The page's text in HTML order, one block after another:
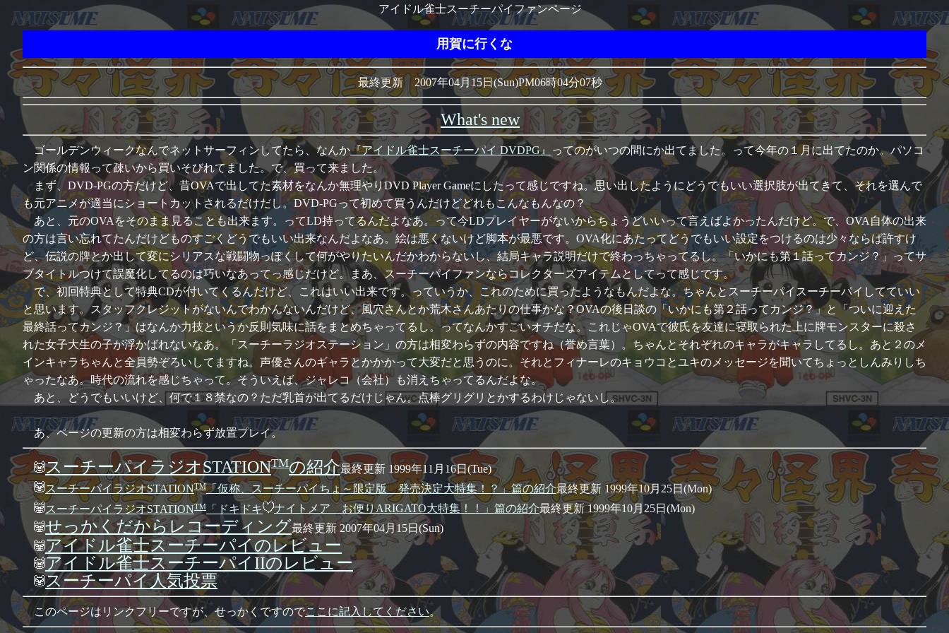
アイドル雀士スーチーパイファンページ
用賀に行くな
最終更新 2007年04月15日(Sun)PM06時04分07秒
What's new
ゴールデンウィークなんでネットサーフィンしてたら、なんか『アイドル雀士スーチーパイ DVDPG』
ってのがいつの間にか出てました。って今年の１月に出てたのか。パソコ
ン関係の情報って疎いから買いそびれてました。で、買って来ました。
まず、DVD-PGの方だけど、昔OVAで出してた素材をなんか無理やりDVD Player Gameにしたって感じですね。思い出したようにどうでもいい選択肢が出てきて、それを選んで
も元アニメが適当にショートカットされるだけだし。DVD-PGって初めて買うんだけどどれもこんなもんなの？
あと、元のOVAをそのまま見ることも出来ます。ってLD持ってるんだよなあ。って今LDプレイヤーがないからちょうどいいって言えばよかったんだけど。で、OVA自体の出来
の方は言い忘れてたんだけどものすごくどうでもいい出来なんだよなあ。絵は悪くないけど脚本が最悪です。OVA化にあたってどうでもいい設定をつけるのは少々ならば許すけ
ど、伝説の牌とか出して変にシリアスな戦闘物っぽくして何がやりたいんだかわからないし、結局キャラ説明だけで終わっちゃってるし。「いかにも第１話ってカンジ？」ってサ
ブタイトルつけて誤魔化してるのは巧いなあってっ感じだけど。まあ、スーチーパイファンならコレクターズアイテムとしてって感じです。
で、初回特典として特典CDが付いてくるんだけど、これはいい出来です。っていうか、これのために買ったようなもんだよな。ちゃんとスーチーパイスーチーパイしてていい
と思います。スタッフクレジットがないんでわかんないんだけど、風穴さんとか荒木さんあたりの仕事かな？OVAの後日談の「いかにも第２話ってカンジ？」と「ついに迎えた
最終話ってカンジ？」はなんか力技というか反則気味に話をまとめちゃってるし。ってなんかすごいオチだな。これじゃOVAで彼氏を友達に寝取られた上に牌モンスターに殺さ
れた女子大生の子が浮かばれないなあ。「スーチーラジオステーション」の方は相変わらずの内容ですね（誉め言葉）。ちゃんとそれぞれのキャラがキャラしてるし。あと２のメ
インキャラちゃんと全員勢ぞろいしてますね。声優さんのギャラとかかかって大変だと思うのに。それとフィナーレのキョウコとユキのメッセージを聞いてちょっとしんみりしち
ゃったなあ。時代の流れを感じちゃって。そういえば、ジャレコ（会社）も消えちゃってるんだよな。
あと、どうでもいいけど、何で１８禁なの？ただ乳首が出てるだけじゃん。点棒グリグリとかするわけじゃないし。
あ、ページの更新の方は相変わらず放置プレイ。
スーチーパイラジオSTATIONTMの紹介最終更新 1999年11月16日(Tue)
スーチーパイラジオSTATIONTM「仮称、スーチーパイちょ～限定版 発売決定大特集！？」篇の紹介最終更新 1999年10月25日(Mon)
スーチーパイラジオSTATIONTM 「ドキドキ ナイトメア お便りARIGATO大特集！！」篇の紹介最終更新 1999年10月25日(Mon)
せっかくだからレコーディング最終更新 2007年04月15日(Sun)
アイドル雀士スーチーパイのレビュー
アイドル雀士スーチーパイIIのレビュー
スーチーパイ人気投票
このページはリンクフリーですが、せっかくですのでここに記入してください。